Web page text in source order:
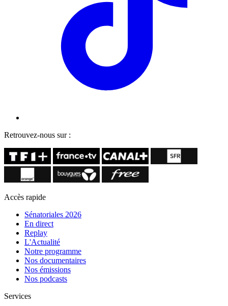
Retrouvez-nous sur :
Accès rapide
Sénatoriales 2026
En direct
Replay
L'Actualité
Notre programme
Nos documentaires
Nos émissions
Nos podcasts
Services